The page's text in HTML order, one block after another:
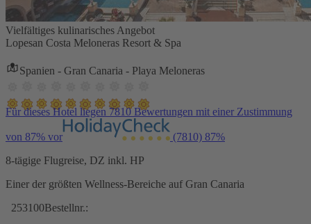
Vielfältiges kulinarisches Angebot
Lopesan Costa Meloneras Resort & Spa
Spanien - Gran Canaria - Playa Meloneras
Für dieses Hotel liegen 7810 Bewertungen mit einer Zustimmung
von 87% vor (7810) 87%
8-tägige Flugreise, DZ inkl. HP
Einer der größten Wellness-Bereiche auf Gran Canaria
253100Bestellnr.: